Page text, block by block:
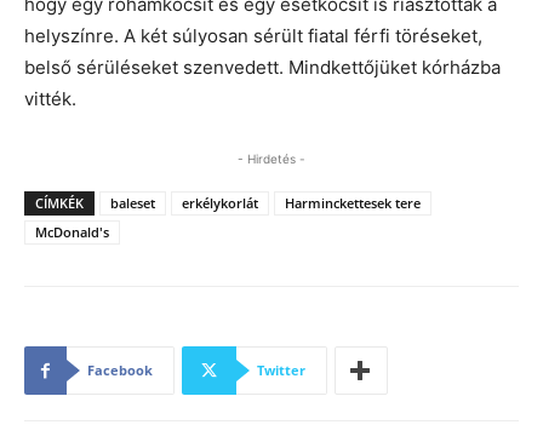
helyszínre. A két súlyosan sérült fiatal férfi töréseket,
belső sérüléseket szenvedett. Mindkettőjüket kórházba
vitték.
- Hirdetés -
CÍMKÉK baleset erkélykorlát
Harminckettesek tere
McDonald's
Facebook Twitter